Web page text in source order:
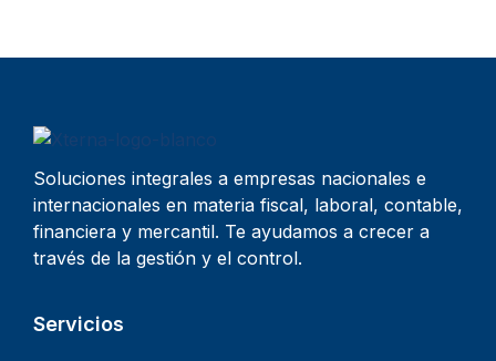
Soluciones integrales a empresas nacionales e
internacionales en materia fiscal, laboral, contable,
financiera y mercantil. Te ayudamos a crecer a
través de la gestión y el control.
Servicios